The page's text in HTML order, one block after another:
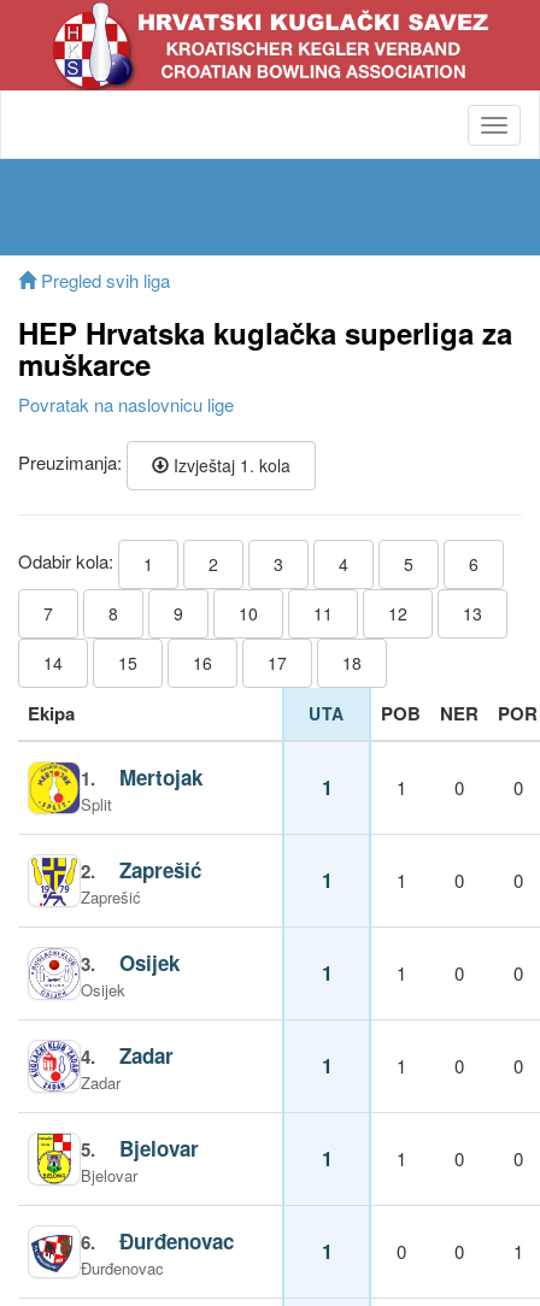
Pregled svih liga
HEP Hrvatska kuglačka superliga za
muškarce
Povratak na naslovnicu lige
Preuzimanja: Izvještaj 1. kola
Odabir kola: 1 2 3 4 5 6
7 8 9 10 11 12 13
14 15 16 17 18
Ekipa UTA POB NER POR
1. Mertojak
Split
1 1 0 0
2. Zaprešić
Zaprešić
1 1 0 0
3. Osijek
Osijek
1 1 0 0
4. Zadar
Zadar
1 1 0 0
5. Bjelovar
Bjelovar
1 1 0 0
6. Đurđenovac
Đurđenovac
1 0 0 1